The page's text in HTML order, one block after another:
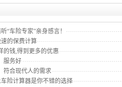
“车险专家”亲身感言！
的保费计算
的钱,得到更多的优惠
服务好
符合现代人的需求
险计算器是你不错的选择